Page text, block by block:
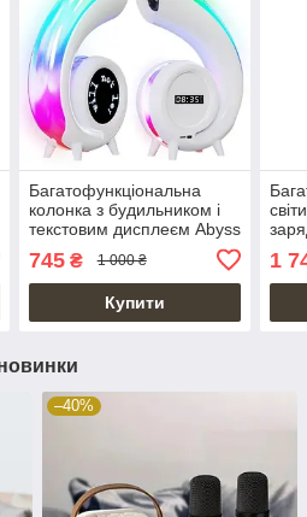
Багатофункціональна
колонка з будильником і
текстовим дисплеєм Abyss
745₴ 1 000 ₴
Купити
1
–40%